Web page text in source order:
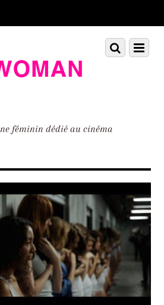
féminin dédié au cinéma
Menu
Scroll
down